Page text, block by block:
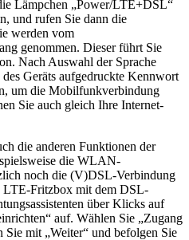
Lämpchen „Power/LTE+DSL“
und rufen Sie dann die
werden vom
genommen. Dieser führt Sie
Nach Auswahl der Sprache
Geräts aufgedruckte Kennwort
um die Mobilfunkverbindung
Sie auch gleich Ihre Internet-
die anderen Funktionen der
die WLAN-
noch die (V)DSL-Verbindung
LTE-Fritzbox mit dem DSL-
über Klicks auf
auf. Wählen Sie „Zugang
mit „Weiter“ und befolgen Sie